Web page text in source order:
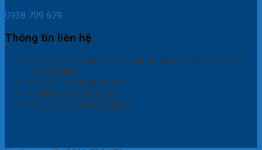
0938 709 679
Thông tin liên hệ
Trụ Sở: 1422 Độc Lập, Kp. Song Vĩnh, P. Tân Phước, Tp.
Hồ Chí Minh
Tel/Fax: 0254.3893.879
Hotline: 0938.709.679
Mã số thuế: 3502254099